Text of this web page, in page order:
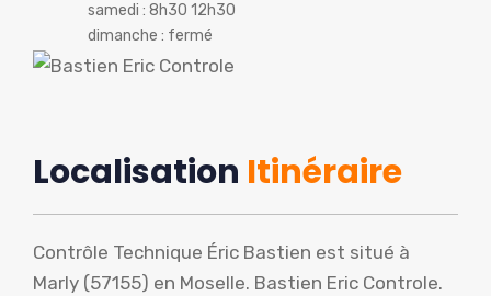
samedi : 8h30 12h30
dimanche : fermé
Localisation Itinéraire
Contrôle Technique Éric Bastien est situé à
Marly (57155) en Moselle. Bastien Eric Controle.